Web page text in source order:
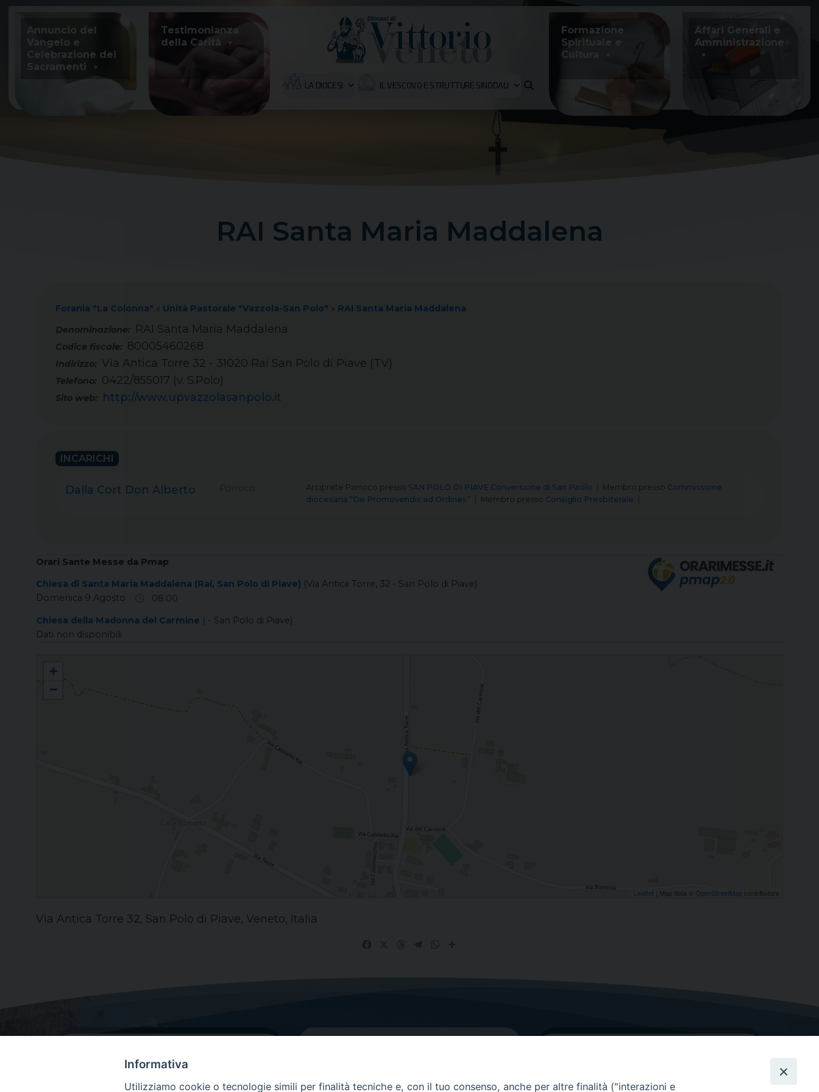
content
Annuncio del
Vangelo e
Celebrazione dei
Sacramenti
Testimonianza
della Carità
LA DIOCESI IL VESCOVO E STRUTTURE SINODALI
Formazione
Spirituale e
Cultura
Affari Generali e
Amministrazione
RAI Santa Maria Maddalena
Forania "La Colonna" » Unità Pastorale "Vazzola-San Polo" » RAI Santa Maria Maddalena
RAI Santa Maria Maddalena
Codice fiscale: 80005460268
Telefono: 0422/855017 (v. S.Polo)
Sito web: http://www.upvazzolasanpolo.it
Indirizzo: Via Antica Torre 32 - 31020 Rai San Polo di Piave (TV)
INCARICHI
Dalla Cort Don Alberto Arciprete Parroco presso SAN POLO DI PIAVE Conversione di San Paolo Membro presso Commissione
diocesana “De Promovendis ad Ordines”
Membro presso Consiglio Presbiterale
Orari Sante Messe da Pmap
Chiesa di Santa Maria Maddalena (Rai, San Polo di Piave) (Via Antica Torre, 32 - San Polo di Piave)
Domenica 9 Agosto
08.00
Chiesa della Madonna del Carmine ( - San Polo di Piave)
Dati non disponibili
+
−
Leaflet | Map data © OpenStreetMap contributors
Via Antica Torre 32, San Polo di Piave, Veneto, Italia
Informativa
Utilizziamo cookie o tecnologie simili per finalità tecniche e, con il tuo consenso, anche per altre finalità ("interazioni e